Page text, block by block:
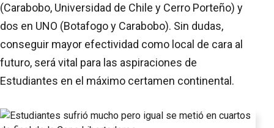
(Carabobo, Universidad de Chile y Cerro Porteño) y
dos en UNO (Botafogo y Carabobo). Sin dudas,
conseguir mayor efectividad como local de cara al
futuro, será vital para las aspiraciones de
Estudiantes en el máximo certamen continental.